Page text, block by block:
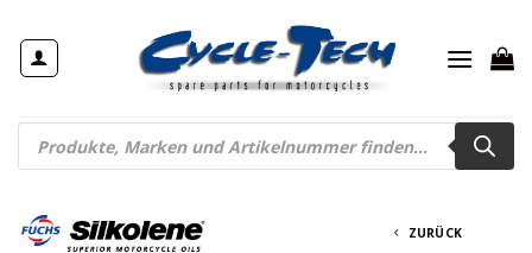
Inhalt
springen
Products
search
ZURÜCK